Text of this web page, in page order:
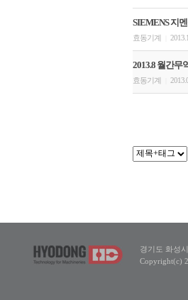
SIEMENS 지
효동기계
2013.8 월간무
효동기계
경기도 화성
Copyright(c)